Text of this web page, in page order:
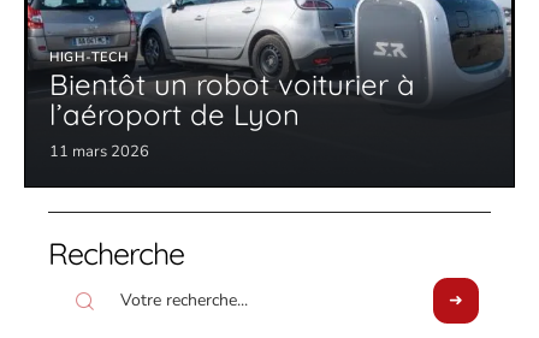
HIGH-TECH
Bientôt un robot voiturier à
l’aéroport de Lyon
11 mars 2026
Recherche